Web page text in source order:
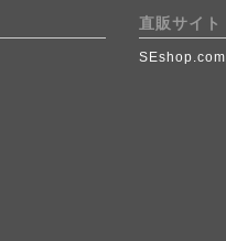
直販サイト
SEshop.com